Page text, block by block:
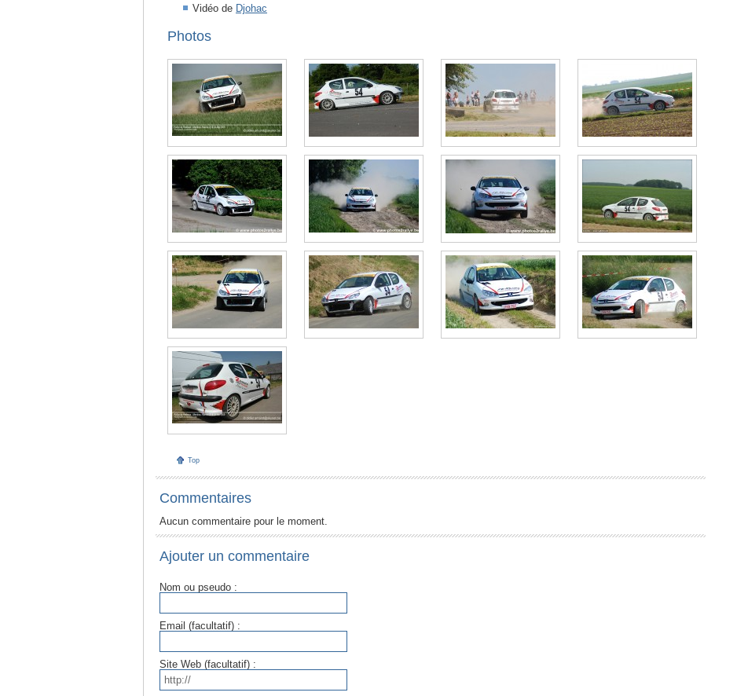
Vidéo de Djohac
Photos
Top
Commentaires
Aucun commentaire pour le moment.
Ajouter un commentaire
Nom ou pseudo :
Email (facultatif) :
Site Web (facultatif) :